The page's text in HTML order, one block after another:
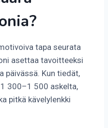
tapa seurata
asettaa tavoitteeksi
päivässä. Kun tiedät,
300–1 500 askelta,
pitkä kävelylenkki